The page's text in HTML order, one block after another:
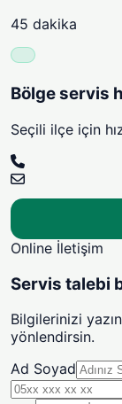
45 dakika
Bölge servis
Seçili ilçe için
Online İletişim
Servis talebi
Bilgilerinizi
yönlendirsin.
Ad Soyad